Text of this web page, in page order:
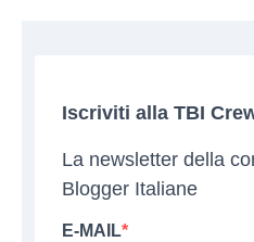
Iscriviti alla TBI
La newsletter della
Blogger Italiane
E-MAIL